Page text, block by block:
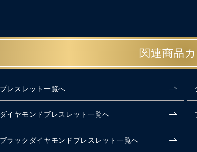
関連商品
ブレスレット一覧へ
ダイヤモンドブレスレット一覧へ
ブラックダイヤモンドブレスレット一覧へ